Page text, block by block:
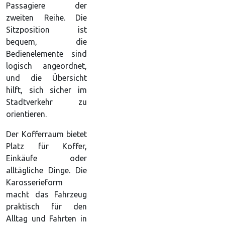
Passagiere der
zweiten Reihe. Die
Sitzposition ist
bequem, die
Bedienelemente sind
logisch angeordnet,
und die Übersicht
hilft, sich sicher im
Stadtverkehr zu
orientieren.
Der Kofferraum bietet
Platz für Koffer,
Einkäufe oder
alltägliche Dinge. Die
Karosserieform
macht das Fahrzeug
praktisch für den
Alltag und Fahrten in